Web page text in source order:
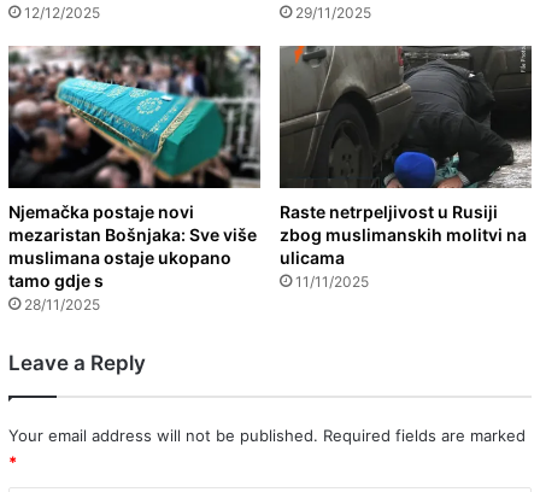
12/12/2025 29/11/2025
Njemačka postaje novi
mezaristan Bošnjaka: Sve više
muslimana ostaje ukopano
tamo gdje s
28/11/2025
Raste netrpeljivost u Rusiji
zbog muslimanskih molitvi na
ulicama
11/11/2025
Leave a Reply
Your email address will not be published. Required fields are marked
*